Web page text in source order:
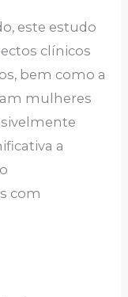
este estudo
clínicos
bem como a
mulheres
a
com